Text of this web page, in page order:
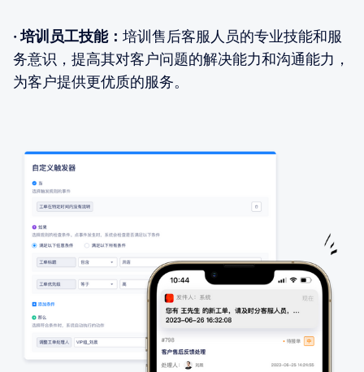
· 培训员工技能： 培训售后客服人员的专业技能和服
务意识，提高其对客户问题的解决能力和沟通能力，
为客户提供更优质的服务。